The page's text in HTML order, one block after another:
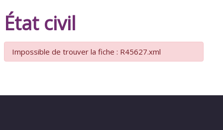
État civil
Impossible de trouver la fiche : R45627.xml